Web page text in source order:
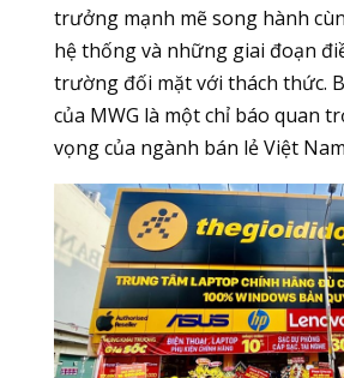
trưởng mạnh mẽ song hành
hệ thống và những giai đoạn
trường đối mặt với thách thức.
của MWG là một chỉ báo quan
vọng của ngành bán lẻ Việt